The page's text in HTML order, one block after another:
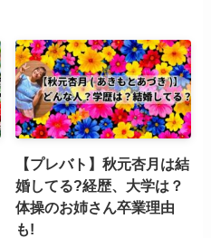
【プレバト】秋元杏月は結
婚してる?経歴、大学は？
体操のお姉さん卒業理由
も!